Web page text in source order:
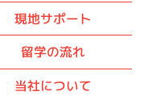
現地サポート
留学の流れ
当社について